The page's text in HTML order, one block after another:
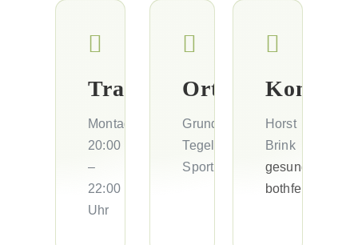
Trainingszeit
Montags
20:00
–
22:00
Uhr
Ort
Grundschule
Tegelweg
Sporthalle
Kontakt
Horst
Brink
bothfeld.de